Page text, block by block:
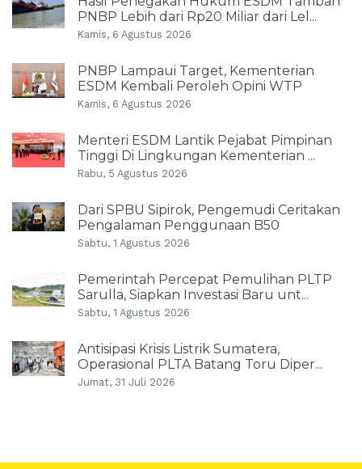
PNBP Lebih dari Rp20 Miliar dari Lel...
Kamis, 6 Agustus 2026
PNBP Lampaui Target, Kementerian
ESDM Kembali Peroleh Opini WTP
Kamis, 6 Agustus 2026
Menteri ESDM Lantik Pejabat Pimpinan
Tinggi Di Lingkungan Kementerian ...
Rabu, 5 Agustus 2026
Dari SPBU Sipirok, Pengemudi Ceritakan
Pengalaman Penggunaan B50
Sabtu, 1 Agustus 2026
Pemerintah Percepat Pemulihan PLTP
Sarulla, Siapkan Investasi Baru unt...
Sabtu, 1 Agustus 2026
Antisipasi Krisis Listrik Sumatera,
Operasional PLTA Batang Toru Diper...
Jumat, 31 Juli 2026